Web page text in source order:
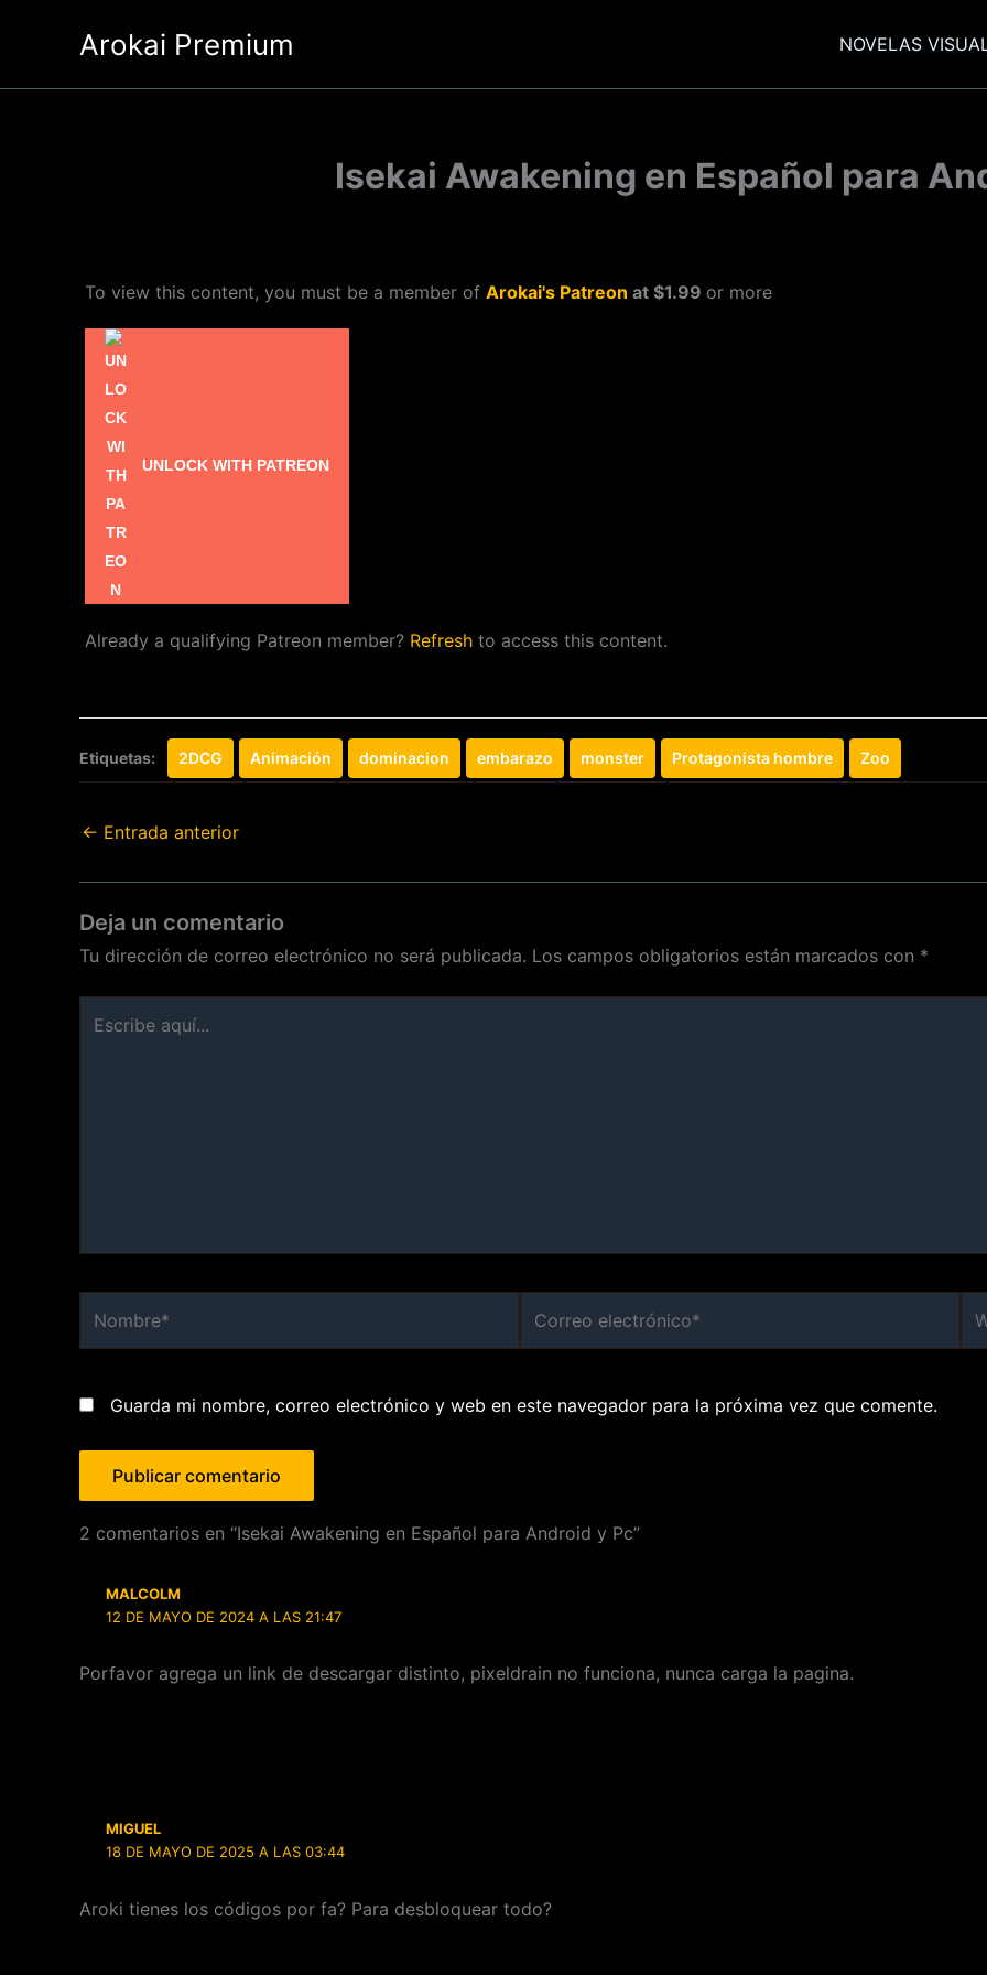
Arokai Premium NOVELAS
Isekai Awakening en Español para
To view this content, you must be a member of Arokai's Patreon at $1.99 or more
UNLOCK WITH PATREON
Already a qualifying Patreon member? Refresh to access this content.
Etiquetas: 2DCG Animación dominacion embarazo monster Protagonista hombre Zoo
← Entrada anterior
Deja un comentario
Tu dirección de correo electrónico no será publicada. Los campos obligatorios están marcados con *
aquí...
electrónico*
Guarda mi nombre, correo electrónico y web en este navegador para la próxima vez que comente.
2 comentarios en “Isekai Awakening en Español para Android y Pc”
MALCOLM
12 DE MAYO DE 2024 A LAS 21:47
Porfavor agrega un link de descargar distinto, pixeldrain no funciona, nunca carga la pagina.
MIGUEL
18 DE MAYO DE 2025 A LAS 03:44
Aroki tienes los códigos por fa? Para desbloquear todo?